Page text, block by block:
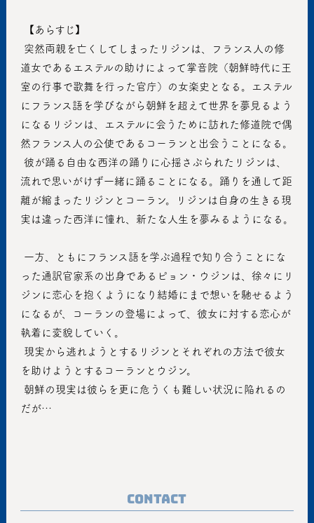
【あらすじ】
道女であるエステルの助けによって掌音院（朝鮮時代に王
室の行事で歌舞を行った官庁）の女楽史となる。エステル
にフランス語を学びながら朝鮮を超えて世界を夢見るよう
になるリジンは、エステルに会うために訪れた修道院で偶
然フランス人の公使であるコーランと出会うことになる。
流れで思いがけず一緒に踊ることになる。踊りを通して距
離が縮まったリジンとコーラン。リジンは自身の生きる現
実は違った西洋に憧れ、新たな人生を夢みるようになる。
った通訳官家系の出身であるピョン・ウジンは、徐々にリ
ジンに恋心を抱くようになり結婚にまで想いを馳せるよう
になるが、コーランの登場によって、彼女に対する恋心が
執着に変貌していく。
を助けようとするコーランとウジン。
だが…
Contact